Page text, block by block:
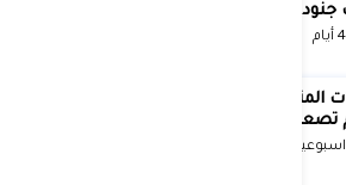
أمريكيون في الحرب الإيرانية
المتحدة أبلغت إسرائيل بأنها
تصعيد هجماتها على إيران